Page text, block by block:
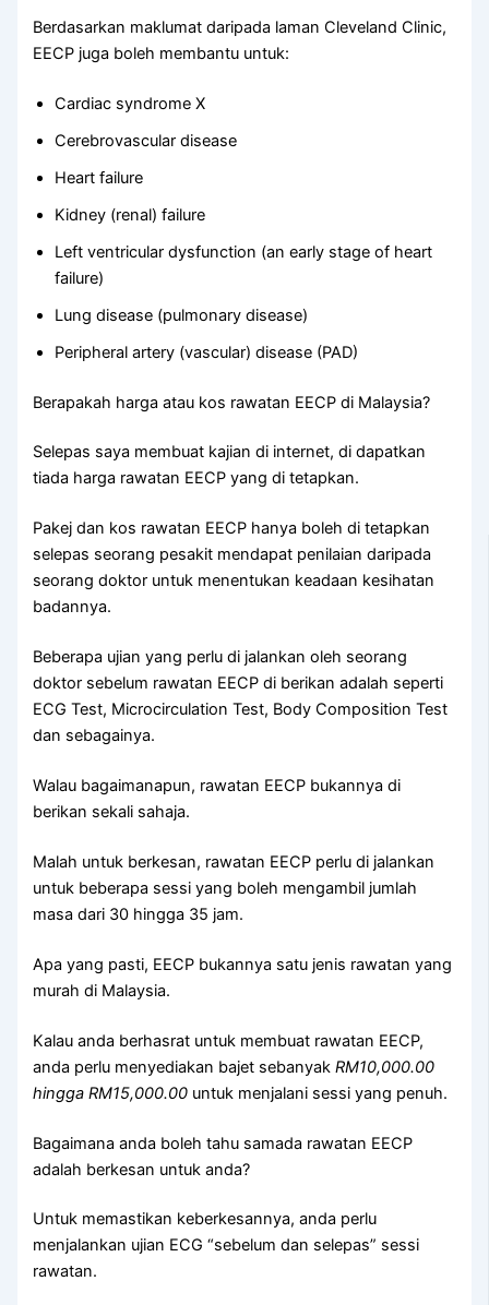
Berdasarkan maklumat daripada laman Cleveland Clinic,
EECP juga boleh membantu untuk:
Cardiac syndrome X
Cerebrovascular disease
Heart failure
Kidney (renal) failure
Left ventricular dysfunction (an early stage of heart
failure)
Lung disease (pulmonary disease)
Peripheral artery (vascular) disease (PAD)
Berapakah harga atau kos rawatan EECP di Malaysia?
Selepas saya membuat kajian di internet, di dapatkan
tiada harga rawatan EECP yang di tetapkan.
Pakej dan kos rawatan EECP hanya boleh di tetapkan
selepas seorang pesakit mendapat penilaian daripada
seorang doktor untuk menentukan keadaan kesihatan
badannya.
Beberapa ujian yang perlu di jalankan oleh seorang
doktor sebelum rawatan EECP di berikan adalah seperti
ECG Test, Microcirculation Test, Body Composition Test
dan sebagainya.
Walau bagaimanapun, rawatan EECP bukannya di
berikan sekali sahaja.
Malah untuk berkesan, rawatan EECP perlu di jalankan
untuk beberapa sessi yang boleh mengambil jumlah
masa dari 30 hingga 35 jam.
Apa yang pasti, EECP bukannya satu jenis rawatan yang
murah di Malaysia.
Kalau anda berhasrat untuk membuat rawatan EECP,
anda perlu menyediakan bajet sebanyakRM10,000.00
hingga RM15,000.00 untuk menjalani sessi yang penuh.
Bagaimana anda boleh tahu samada rawatan EECP
adalah berkesan untuk anda?
Untuk memastikan keberkesannya, anda perlu
menjalankan ujian ECG “sebelum dan selepas” sessi
rawatan.